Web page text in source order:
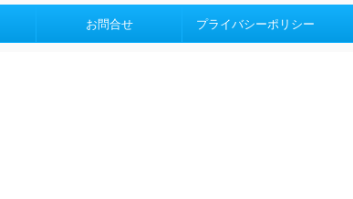
お問合せ プライバシーポリシー